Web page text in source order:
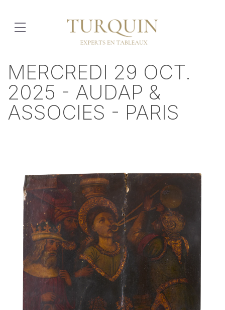
MERCREDI 29 OCT.
2025 - AUDAP &
ASSOCIES - PARIS